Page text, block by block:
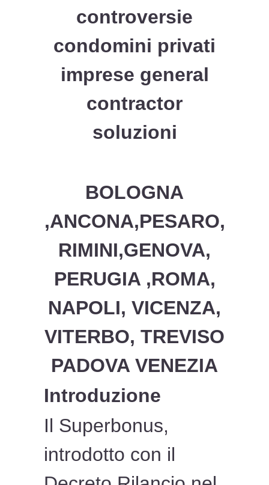
controversie
condomini privati
imprese general
contractor
soluzioni
BOLOGNA
,ANCONA,PESARO,
RIMINI,GENOVA,
PERUGIA ,ROMA,
NAPOLI, VICENZA,
VITERBO, TREVISO
PADOVA VENEZIA
Introduzione
Il Superbonus,
introdotto con il